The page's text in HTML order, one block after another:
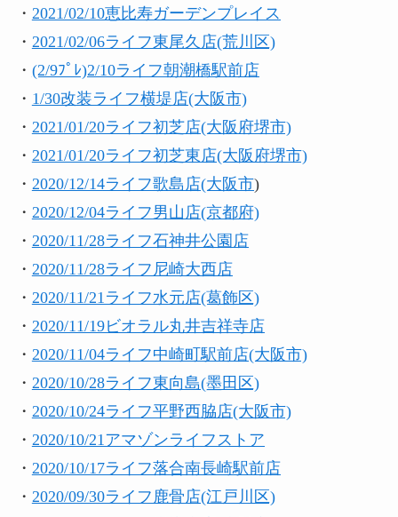
・ 2021/02/10恵比寿ガーデンプレイス
・ 2021/02/06ライフ東尾久店(荒川区)
・ (2/9ﾌﾟﾚ)2/10ライフ朝潮橋駅前店
・ 1/30改装ライフ横堤店(大阪市)
・ 2021/01/20ライフ初芝店(大阪府堺市)
・ 2021/01/20ライフ初芝東店(大阪府堺市)
・ 2020/12/14ライフ歌島店(大阪市)
・ 2020/12/04ライフ男山店(京都府)
・ 2020/11/28ライフ石神井公園店
・ 2020/11/28ライフ尼崎大西店
・ 2020/11/21ライフ水元店(葛飾区)
・ 2020/11/19ビオラル丸井吉祥寺店
・ 2020/11/04ライフ中崎町駅前店(大阪市)
・ 2020/10/28ライフ東向島(墨田区)
・ 2020/10/24ライフ平野西脇店(大阪市)
・ 2020/10/21アマゾンライフストア
・ 2020/10/17ライフ落合南長崎駅前店
・ 2020/09/30ライフ鹿骨店(江戸川区)